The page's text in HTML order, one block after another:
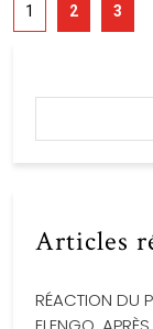
1 2 3
Articles
RÉACTION DU